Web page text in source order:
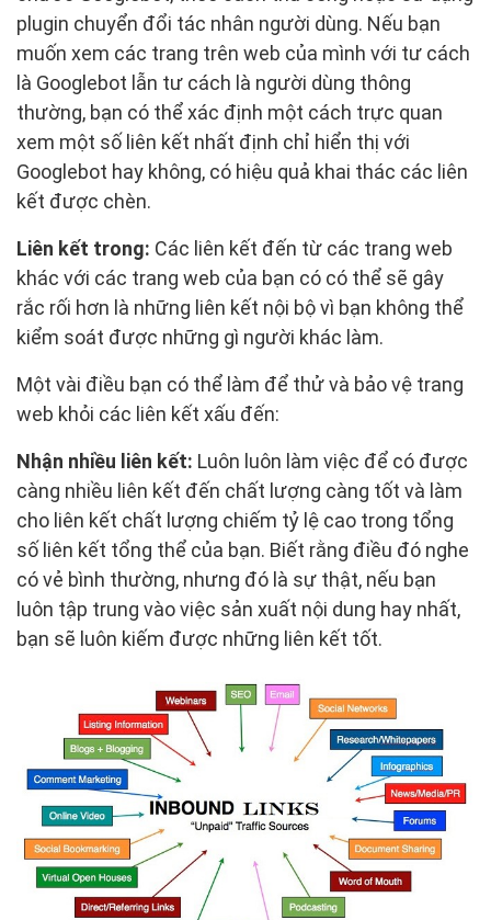
plugin chuyển đổi tác nhân người dùng. Nếu bạn
muốn xem các trang trên web của mình với tư cách
là Googlebot lẫn tư cách là người dùng thông
thường, bạn có thể xác định một cách trực quan
xem một số liên kết nhất định chỉ hiển thị với
Googlebot hay không, có hiệu quả khai thác các liên
kết được chèn.
Liên kết trong: Các liên kết đến từ các trang web
khác với các trang web của bạn có có thể sẽ gây
rắc rối hơn là những liên kết nội bộ vì bạn không thể
kiểm soát được những gì người khác làm.
Một vài điều bạn có thể làm để thử và bảo vệ trang
web khỏi các liên kết xấu đến:
Nhận nhiều liên kết: Luôn luôn làm việc để có được
càng nhiều liên kết đến chất lượng càng tốt và làm
cho liên kết chất lượng chiếm tỷ lệ cao trong tổng
số liên kết tổng thể của bạn. Biết rằng điều đó nghe
có vẻ bình thường, nhưng đó là sự thật, nếu bạn
luôn tập trung vào việc sản xuất nội dung hay nhất,
bạn sẽ luôn kiếm được những liên kết tốt.